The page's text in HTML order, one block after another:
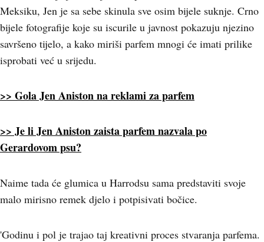
Meksiku, Jen je sa sebe skinula sve osim bijele suknje. Crno
bijele fotografije koje su iscurile u javnost pokazuju njezino
savršeno tijelo, a kako miriši parfem mnogi će imati prilike
isprobati već u srijedu.
>> Gola Jen Aniston na reklami za parfem
>> Je li Jen Aniston zaista parfem nazvala po
Gerardovom psu?
Naime tada će glumica u Harrodsu sama predstaviti svoje
malo mirisno remek djelo i potpisivati bočice.
'Godinu i pol je trajao taj kreativni proces stvaranja parfema.